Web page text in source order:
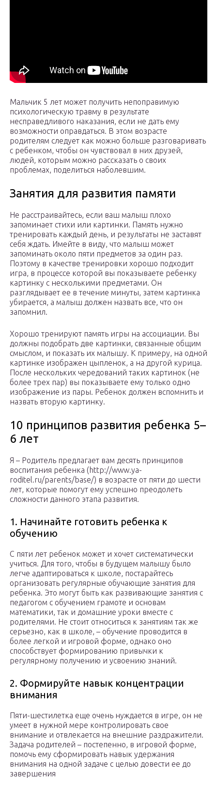
Мальчик 5 лет может получить непоправимую
психологическую травму в результате
несправедливого наказания, если не дать ему
возможности оправдаться. В этом возрасте
родителям следует как можно больше разговаривать
с ребенком, чтобы он чувствовал в них друзей,
людей, которым можно рассказать о своих
проблемах, поделиться наболевшим.
Занятия для развития памяти
Не расстраивайтесь, если ваш малыш плохо
запоминает стихи или картинки. Память нужно
тренировать каждый день, и результаты не заставят
себя ждать. Имейте в виду, что малыш может
запоминать около пяти предметов за один раз.
Поэтому в качестве тренировки хорошо подходит
игра, в процессе которой вы показываете ребенку
картинку с несколькими предметами. Он
разглядывает ее в течение минуты, затем картинка
убирается, а малыш должен назвать все, что он
запомнил.
Хорошо тренируют память игры на ассоциации. Вы
должны подобрать две картинки, связанные общим
смыслом, и показать их малышу. К примеру, на одной
картинке изображен цыпленок, а на другой курица.
После нескольких чередований таких картинок (не
более трех пар) вы показываете ему только одно
изображение из пары. Ребенок должен вспомнить и
назвать вторую картинку.
10 принципов развития ребенка 5–
6 лет
Я – Родитель предлагает вам десять принципов
воспитания ребенка (http://www.ya-
roditel.ru/parents/base/) в возрасте от пяти до шести
лет, которые помогут ему успешно преодолеть
сложности данного этапа развития.
1. Начинайте готовить ребенка к
обучению
С пяти лет ребенок может и хочет систематически
учиться. Для того, чтобы в будущем малышу было
легче адаптироваться к школе, постарайтесь
организовать регулярные обучающие занятия для
ребенка. Это могут быть как развивающие занятия с
педагогом с обучением грамоте и основам
математики, так и домашние уроки вместе с
родителями. Не стоит относиться к занятиям так же
серьезно, как в школе, – обучение проводится в
более легкой и игровой форме, однако оно
способствует формированию привычки к
регулярному получению и усвоению знаний.
2. Формируйте навык концентрации
внимания
Пяти-шестилетка еще очень нуждается в игре, он не
умеет в нужной мере контролировать свое
внимание и отвлекается на внешние раздражители.
Задача родителей – постепенно, в игровой форме,
помочь ему сформировать навык удержания
внимания на одной задаче с целью довести ее до
завершения